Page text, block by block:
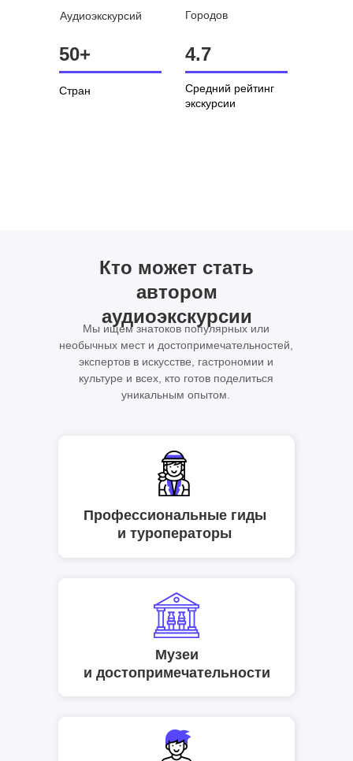
Аудиоэкскурсий Городов
4.7
Средний рейтинг
экскурсии
50+
Стран
Профессиональные гиды
и туроператоры
Музеи
и достопримечательности
Кто может стать
автором
аудиоэкскурсии
Мы ищем знатоков популярных или
необычных мест и достопримечательностей,
экспертов в искусстве, гастрономии и
культуре и всех, кто готов поделиться
уникальным опытом.